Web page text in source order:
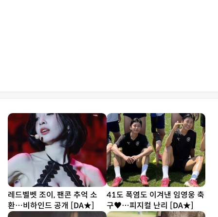
레드벨벳 조이, 팬콘 추억 소
환…비하인드 공개 [DA★]
41도 폭염도 이겨낸 임영웅 축
구♥…피지컬 난리 [DA★]